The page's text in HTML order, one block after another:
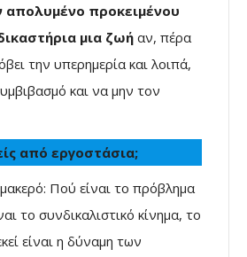
απολυμένο προκειμένου
μια ζωή αν, πέρα
την υπερημερία και λοιπά,
και να μην τον
από εργοστάσια;
Πού είναι το πρόβλημα
το συνδικαλιστικό κίνημα, το
είναι η δύναμη των